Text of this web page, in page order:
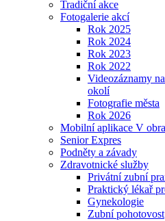
Tradiční akce
Fotogalerie akcí
Rok 2025
Rok 2024
Rok 2023
Rok 2022
Videozáznamy
okolí
Fotografie města
Rok 2026
Mobilní aplikace V
Senior Expres
Podněty a závady
Zdravotnické služby
Privátní zubní
Praktický lékař
Gynekologie
Zubní pohotovost